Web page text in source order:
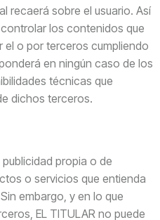
recaerá sobre el usuario. Así
los contenidos que
o por terceros cumpliendo
en ningún caso de los
técnicas que
dichos terceros.
publicidad propia o de
o servicios que entienda
embargo, y en lo que
EL TITULAR no puede